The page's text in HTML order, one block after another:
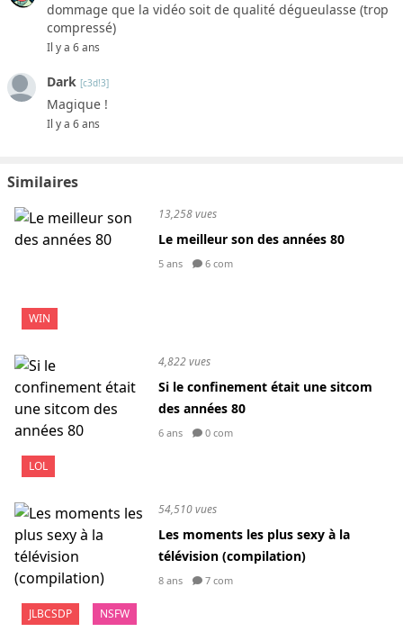
dommage que la vidéo soit de qualité dégueulasse (trop
compressé)
Il y a 6 ans
Dark [c3d!3]
Magique !
Il y a 6 ans
Similaires
WIN
13,258 vues
Le meilleur son des années 80
5 ans 6 com
LOL
4,822 vues
Si le confinement était une sitcom
des années 80
6 ans 0 com
JLBCSDP NSFW
54,510 vues
Les moments les plus sexy à la
télévision (compilation)
8 ans 7 com